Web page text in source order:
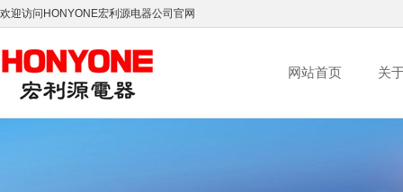
欢迎访问HONYONE宏利源电器公司官网
网站首页 关